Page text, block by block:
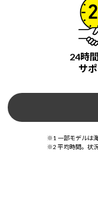
24時
サ
※1 一部モデルは
※2 平均時間。状